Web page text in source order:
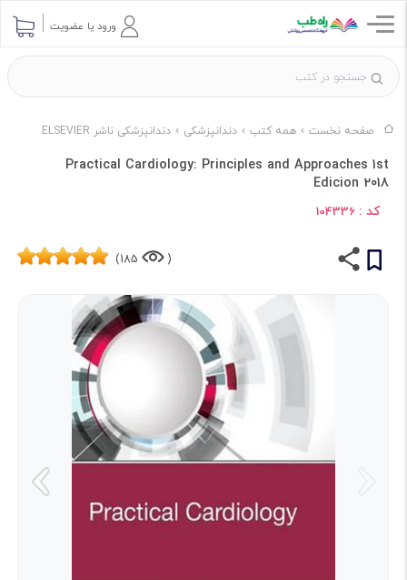
ورود یا عضویت
صفحه نخست همه کتب دندانپزشکی دندانپزشکی ناشر ELSEVIER
Practical Cardiology: Principles and Approaches 1st
Edicion 2018
کد : 104336
(
185)